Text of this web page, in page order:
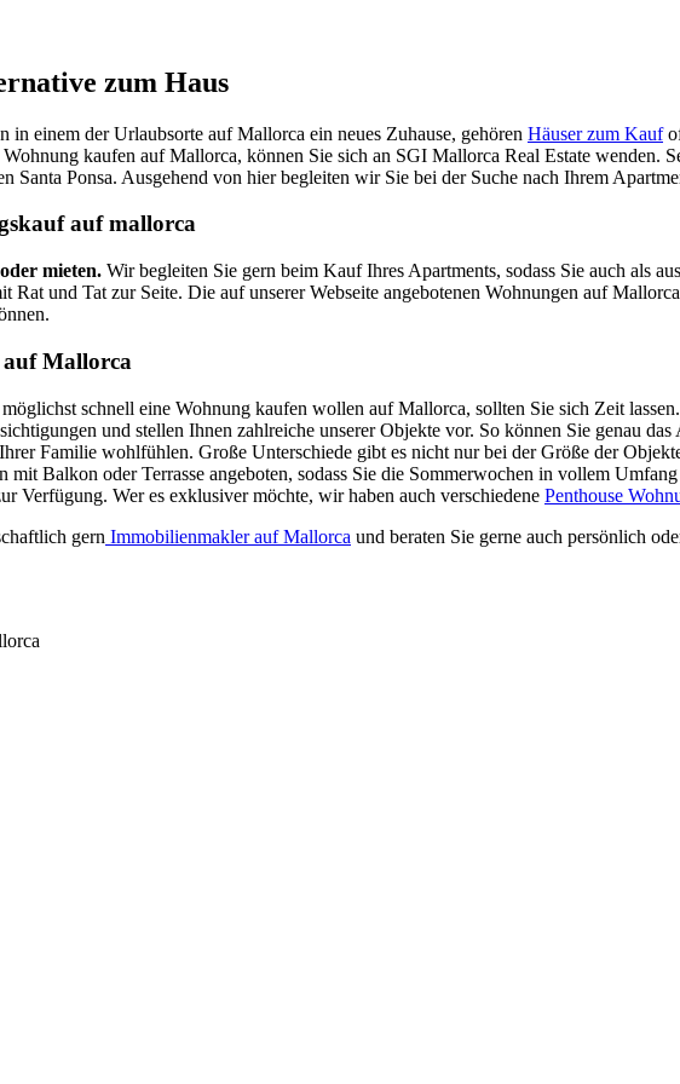
zum Haus
einem der Urlaubsorte auf Mallorca ein neues Zuhause, gehören Häuser zum Kauf
kaufen auf Mallorca, können Sie sich an SGI Mallorca Real Estate wenden.
Santa Ponsa. Ausgehend von hier begleiten wir Sie bei der Suche nach Ihrem
auf mallorca
mieten. Wir begleiten Sie gern beim Kauf Ihres Apartments, sodass Sie auch als
und Tat zur Seite. Die auf unserer Webseite angebotenen Wohnungen auf
auf Mallorca
schnell eine Wohnung kaufen wollen auf Mallorca, sollten Sie sich Zeit lassen.
und stellen Ihnen zahlreiche unserer Objekte vor. So können Sie genau
Familie wohlfühlen. Große Unterschiede gibt es nicht nur bei der Größe der
mit Balkon oder Terrasse angeboten, sodass Sie die Sommerwochen in vollem
Verfügung. Wer es exklusiver möchte, wir haben auch verschiedene Penthouse
gern Immobilienmakler auf Mallorca und beraten Sie gerne auch persönlich